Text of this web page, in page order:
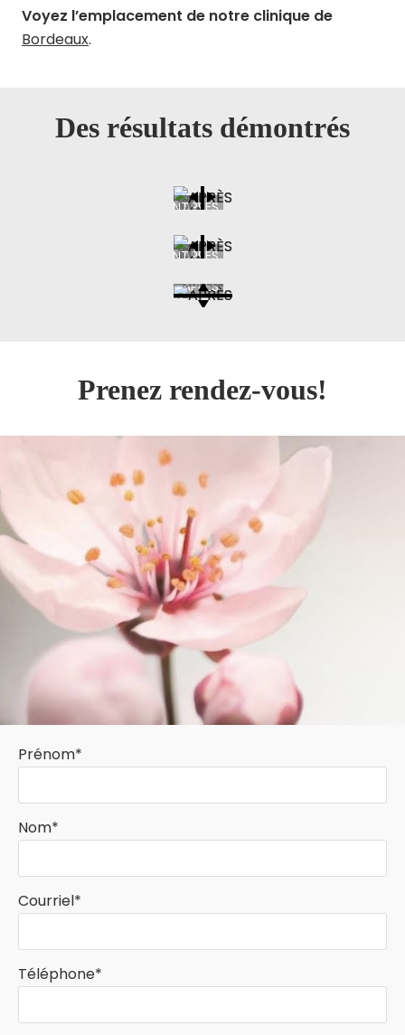
Voyez l’emplacement de notre clinique de
Bordeaux.
Des résultats démontrés
APRÈS
AVANT
APRÈS
AVANT
APRÈS
Prenez rendez-vous!
Prénom*
Nom*
Courriel*
Téléphone*